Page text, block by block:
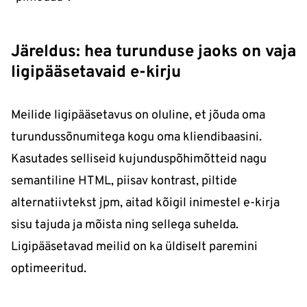
Järeldus: hea turunduse jaoks on vaja
ligipääsetavaid e-kirju
Meilide ligipääsetavus on oluline, et jõuda oma
turundussõnumitega kogu oma kliendibaasini.
Kasutades selliseid kujunduspõhimõtteid nagu
semantiline HTML, piisav kontrast, piltide
alternatiivtekst jpm, aitad kõigil inimestel e-kirja
sisu tajuda ja mõista ning sellega suhelda.
Ligipääsetavad meilid on ka üldiselt paremini
optimeeritud.